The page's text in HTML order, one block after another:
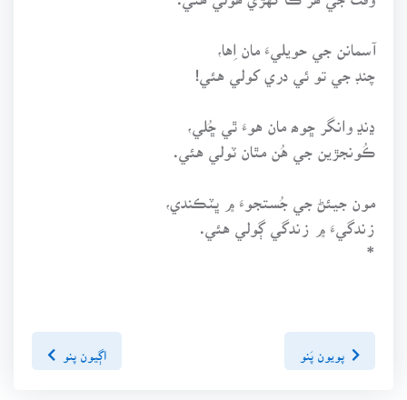
آسمانن جي حويليءَ مان اِها،
چنڊ جي تو ئي دري کولي هئي!
ڍنڍ وانگر ڇوھ مان هوءَ ٿي ڇُلي،
ڪُونجڙين جي هُن مٿان ٽولي هئي.
مون جيئڻ جي جُستجوءَ ۾ ڀٽڪندي،
زندگيءَ ۾ زندگي ڳولي هئي.
*
پويون پَنو اڳيون پنو